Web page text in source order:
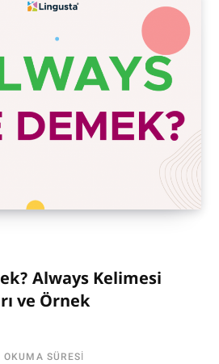
Always Kelimesi
ve Örnek
SÜRESI